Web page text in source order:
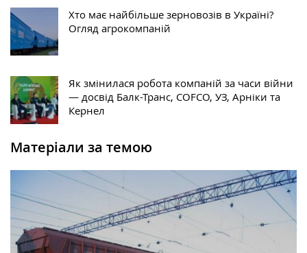
Хто має найбільше зерновозів в Україні?
Огляд агрокомпаній
Як змінилася робота компаній за часи війни
— досвід Балк-Транс, COFCO, УЗ, Арніки та
Кернел
Матеріали за темою